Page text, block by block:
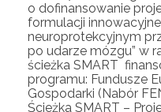
o dofinansowanie
formulacji
neuroprotekcyjnym
po udarze mózgu” w
ścieżka SMART
programu: Fundusze
Gospodarki (Nabór
Ścieżka SMART –